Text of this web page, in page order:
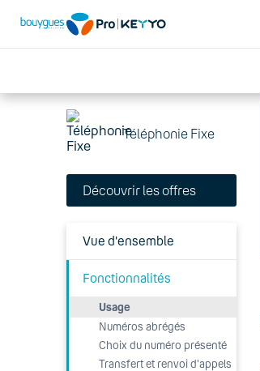
Téléphonie Fixe
Découvrir les offres
Vue d'ensemble
Fonctionnalités
Usage
Numéros abrégés
Choix du numéro présenté
Transfert et renvoi d'appels